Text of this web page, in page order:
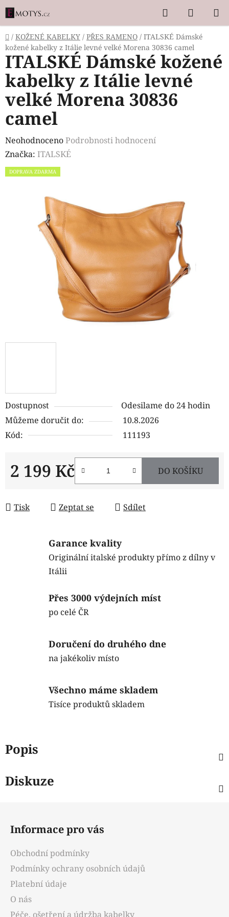
Přejít
na
obsah
Hledat
KOŠÍK
Domů
/ KOŽENÉ KABELKY / PŘES RAMENO / ITALSKÉ Dámské
kožené kabelky z Itálie levné velké Morena 30836 camel
Dostupnost
Odesilame do 24 hodin
Můžeme doručit do:
10.8.2026
Kód:
111193
2 199 Kč DO KOŠÍKU
Tisk Zeptat se Sdílet
ITALSKÉ Dámské kožené
kabelky z Itálie levné
velké Morena 30836
camel
Průměrné
hodnocení
produktu
hvězdiček.
NeohodnocenoPodrobnosti hodnocení
Značka: ITALSKÉ
DOPRAVA ZDARMA
Garance kvality
Originální italské produkty přímo z dílny v
Itálii
Přes 3000 výdejních míst
po celé ČR
Doručení do druhého dne
na jakékoliv místo
Všechno máme skladem
Tisíce produktů skladem
Popis
Diskuze
Informace pro vás
Obchodní podmínky
Podmínky ochrany osobních údajů
Platební údaje
O nás
Péče, ošetření a údržba kabelky